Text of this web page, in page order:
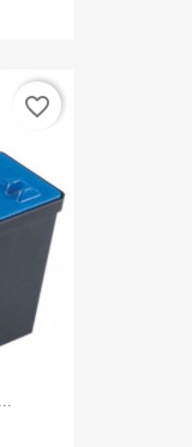
favorite_border